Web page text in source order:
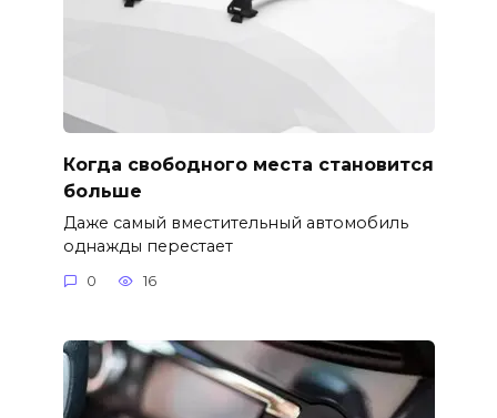
Когда свободного места становится
больше
Даже самый вместительный автомобиль
однажды перестает
0 16